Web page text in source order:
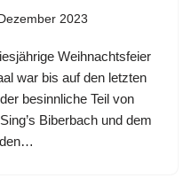
2023
Weihnachtsfeier
war bis auf den letzten
besinnliche Teil von
Biberbach und dem